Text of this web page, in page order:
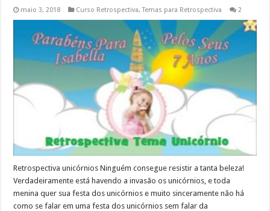
maio 3, 2018 Curso Retrospectiva,Temas para Retrospectiva 2
Retrospectiva unicórnios Ninguém consegue resistir a tanta beleza!
Verdadeiramente está havendo a invasão os unicórnios, e toda
menina quer sua festa dos unicórnios e muito sinceramente não há
como se falar em uma festa dos unicórnios sem falar da